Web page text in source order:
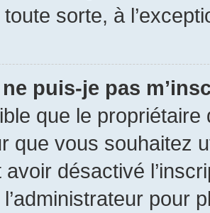
sorte, à
puis-je pas
que le
que vous souhaitez
avoir désactivé
pour